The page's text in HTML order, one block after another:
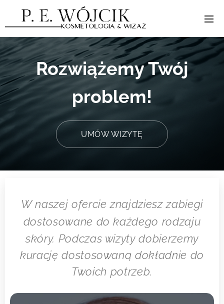
Rozwiążemy Twój
problem!
UMÓW WIZYTĘ
W naszej ofercie znajdziesz zabiegi
dostosowane do każdego rodzaju
skóry. Podczas wizyty dobierzemy
kurację dostosowaną dokładnie do
Twoich potrzeb.